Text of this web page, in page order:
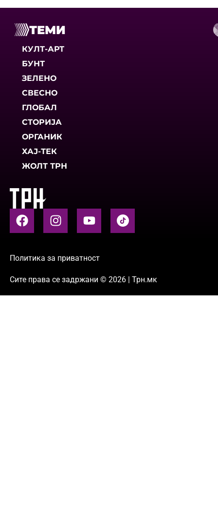
ТЕМИ
КУЛТ-АРТ
БУНТ
ЗЕЛЕНО
СВЕСНО
ГЛОБАЛ
СТОРИЈА
ОРГАНИК
ХАЈ-ТЕК
ЖОЛТ ТРН
Политика за приватност
Сите права се задржани © 2026 | Трн.мк